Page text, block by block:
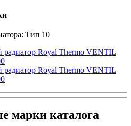
Тип 10
радиатор Royal Thermo VENTIL
радиатор Royal Thermo VENTIL
марки каталога